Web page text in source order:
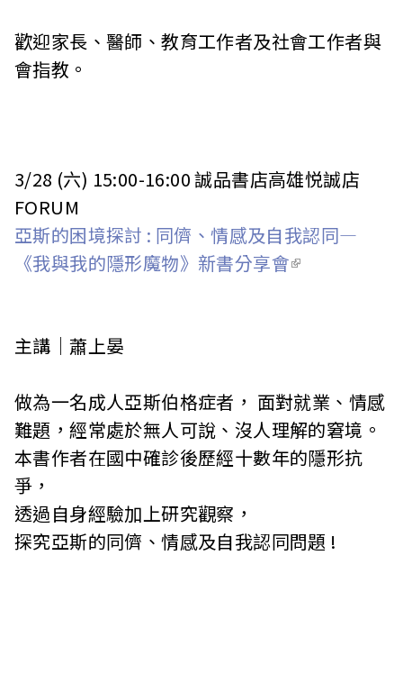
歡迎家長、醫師、教育工作者及社會工作者與
會指教。
3/28 (六) 15:00-16:00 誠品書店高雄悦誠店
FORUM
亞斯的困境探討 : 同儕、情感及自我認同—
《我與我的隱形魔物》新書分享會
主講｜蕭上晏
做為一名成人亞斯伯格症者， 面對就業、情感
難題，經常處於無人可說、沒人理解的窘境。
本書作者在國中確診後歷經十數年的隱形抗
爭，
透過自身經驗加上研究觀察，
探究亞斯的同儕、情感及自我認同問題 !